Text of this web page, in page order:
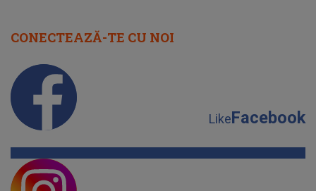
CONECTEAZĂ-TE CU NOI
LikeFacebook